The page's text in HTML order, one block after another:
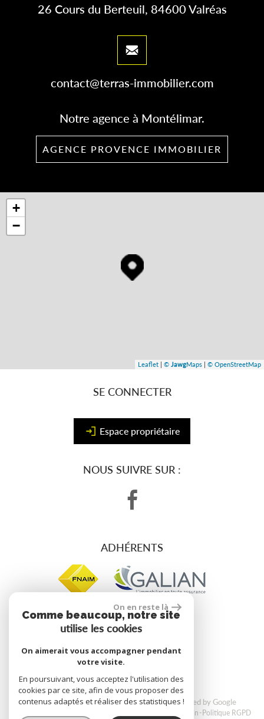
26 Cours du Berteuil, 84600 Valréas
contact@terras-immobilier.com
Notre agence à Montélimar.
AGENCE PROVENCE IMMOBILIER
+
−
Leaflet | © JawgMaps | © OpenStreetMap
NOUS SUIVRE SUR :
ADHÉRENTS
SE CONNECTER
Espace propriétaire
site réalisé par
© 2026 | Tous droits réservés | Traduction powered by Google
Admin Politique RGPD
On en reste là
Comme beaucoup, notre site
utilise les cookies
On aimerait vous accompagner pendant
votre visite.
En poursuivant, vous acceptez l'utilisation des
cookies par ce site, afin de vous proposer des
contenus adaptés et réaliser des statistiques !